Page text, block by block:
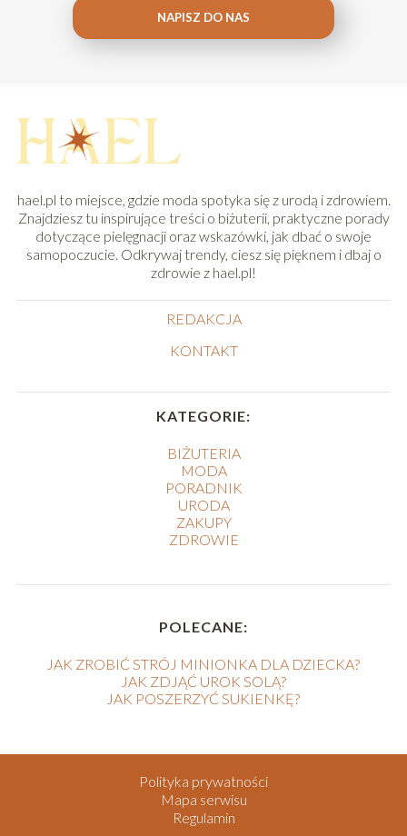
NAPISZ DO NAS
hael.pl to miejsce, gdzie moda spotyka się z urodą i zdrowiem.
Znajdziesz tu inspirujące treści o biżuterii, praktyczne porady
dotyczące pielęgnacji oraz wskazówki, jak dbać o swoje
samopoczucie. Odkrywaj trendy, ciesz się pięknem i dbaj o
zdrowie z hael.pl!
REDAKCJA
KONTAKT
KATEGORIE:
BIŻUTERIA
MODA
PORADNIK
URODA
ZAKUPY
ZDROWIE
POLECANE:
JAK ZROBIĆ STRÓJ MINIONKA DLA DZIECKA?
JAK ZDJĄĆ UROK SOLĄ?
JAK POSZERZYĆ SUKIENKĘ?
Polityka prywatności
Mapa serwisu
Regulamin